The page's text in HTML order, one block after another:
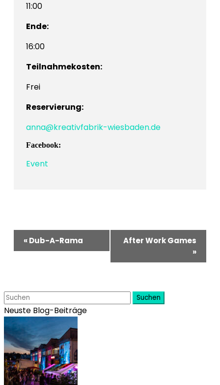
11:00
Ende:
16:00
Teilnahmekosten:
Frei
Reservierung:
anna@kreativfabrik-wiesbaden.de
Facebook:
Event
Veranstaltung-
Navigation
«Dub-A-Rama
After Work Games
»
Suchen
Neuste Blog-Beiträge